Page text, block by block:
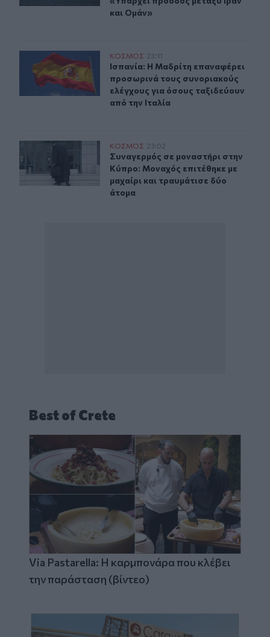
και Ομάν»
Ισπανία: Η Μαδρίτη επαναφέρει προσωρινά τους
ΚΟΣΜΟΣ 23:11
Ισπανία: Η Μαδρίτη επαναφέρει
Ισπανία: Η Μαδρίτη επαναφέρει
προσωρινά τους συνοριακούς
ελέγχους για όσους ταξιδεύουν
από την Ιταλία
Συναγερμός σε μοναστήρι στην Κύπρο: Μοναχός
ΚΟΣΜΟΣ 23:02
Συναγερμός σε μοναστήρι στην
Συναγερμός σε μοναστήρι στην
Κύπρο: Μοναχός επιτέθηκε με
μαχαίρι και τραυμάτισε δύο
άτομα
Best of Crete
Via Pastarella: Η καρμπονάρα που κλέβει
την παράσταση (βίντεο)